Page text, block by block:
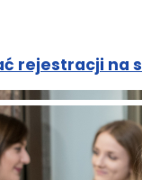
rejestracji na